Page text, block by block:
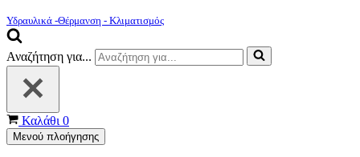
Υδραυλικά -Θέρμανση - Κλιματισμός
Αναζήτηση για...
Καλάθι 0
Μενού πλοήγησης